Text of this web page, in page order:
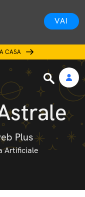
VAI
CASA
Plus
Artificiale